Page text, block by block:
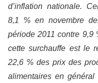
d’inflation nationale.
8,1 % en novembre
période 2011 contre 9,9
cette surchauffe est le
22,6 % des prix des
alimentaires en